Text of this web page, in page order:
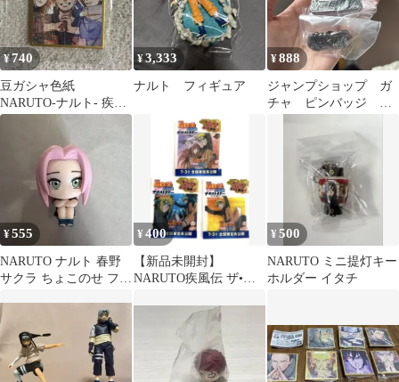
¥740
豆ガシャ色紙
NARUTO-ナルト- 疾風
伝 第三弾
¥3,333
ナルト フィギュア
¥888
ジャンプショップ ガ
チャ ピンバッジ ナ
¥555
NARUTO ナルト 春野
サクラ ちょこのせ フィ
¥400
【新品未開封】
NARUTO疾風伝 ザ•ロ
クリップ3種
¥500
NARUTO ミニ提灯キー
ホルダー イタチ